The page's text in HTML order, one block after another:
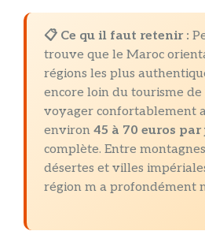
📋 Ce qu il faut retenir :
trouve que le Maroc
régions les plus
encore loin du tourisme de
voyager confortablement
environ 45 à 70 euros par
complète. Entre
désertes et villes
région m a profondément